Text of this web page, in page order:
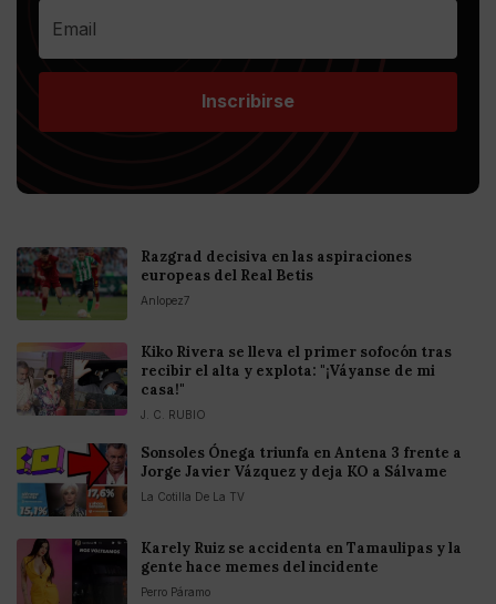
Inscribirse
Razgrad decisiva en las aspiraciones
europeas del Real Betis
Anlopez7
Kiko Rivera se lleva el primer sofocón tras
recibir el alta y explota: "¡Váyanse de mi
casa!"
J. C. RUBIO
Sonsoles Ónega triunfa en Antena 3 frente a
Jorge Javier Vázquez y deja KO a Sálvame
La Cotilla De La TV
Karely Ruiz se accidenta en Tamaulipas y la
gente hace memes del incidente
Perro Páramo